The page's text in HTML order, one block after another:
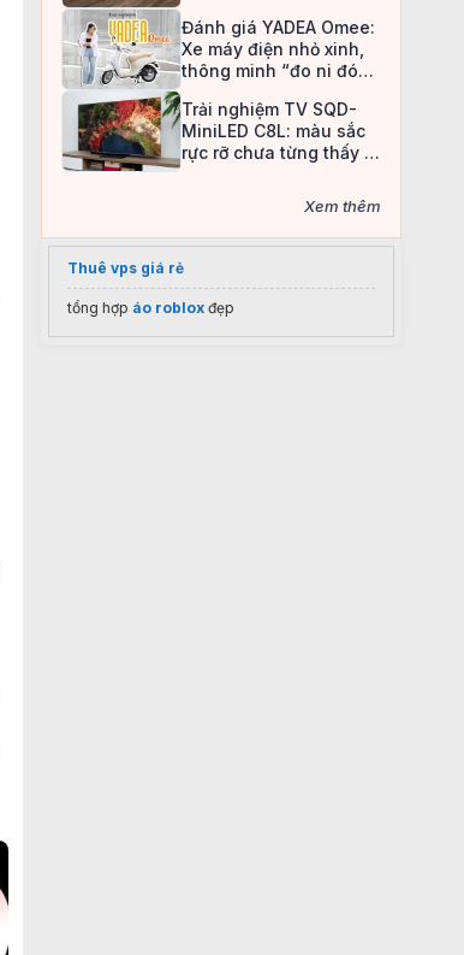
Đánh giá YADEA Omee:
Xe máy điện nhỏ xinh,
thông minh “đo ni đóng
Trải nghiệm TV SQD-
MiniLED C8L: màu sắc
rực rỡ chưa từng thấy ở
Xem thêm
Thuê vps giá rẻ
tổng hợp áo roblox đẹp